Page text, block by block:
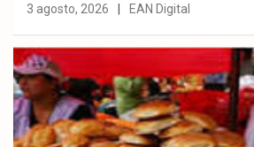
3 agosto, 2026 EAN Digital